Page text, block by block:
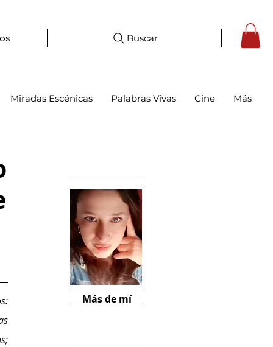
Buscar
Miradas Escénicas Palabras Vivas Cine Más
Más de mí